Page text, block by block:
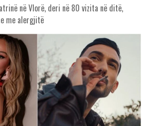
në Vlorë, deri në 80 vizita në ditë,
me alergjitë